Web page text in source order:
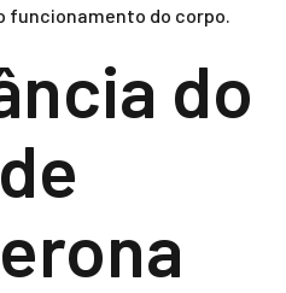
funcionamento do corpo.
do